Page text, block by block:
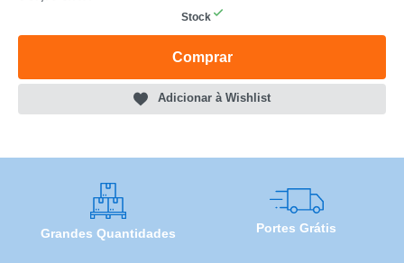
Stock
Comprar
Adicionar à Wishlist
Grandes Quantidades Portes Grátis